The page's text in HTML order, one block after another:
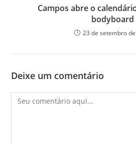
Campos abre o
bodyboard
23 de setembro
Deixe um comentário
Comentário